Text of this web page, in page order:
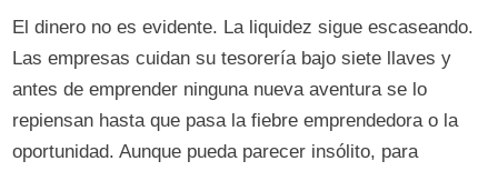
El dinero no es evidente. La liquidez sigue escaseando.
Las empresas cuidan su tesorería bajo siete llaves y
antes de emprender ninguna nueva aventura se lo
repiensan hasta que pasa la fiebre emprendedora o la
oportunidad. Aunque pueda parecer insólito, para